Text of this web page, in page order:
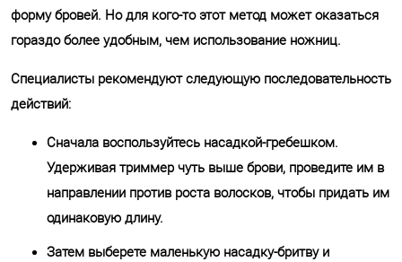
форму бровей. Но для кого-то этот метод может оказаться
гораздо более удобным, чем использование ножниц.
Специалисты рекомендуют следующую последовательность
действий:
Сначала воспользуйтесь насадкой-гребешком.
Удерживая триммер чуть выше брови, проведите им в
направлении против роста волосков, чтобы придать им
одинаковую длину.
Затем выберете маленькую насадку-бритву и